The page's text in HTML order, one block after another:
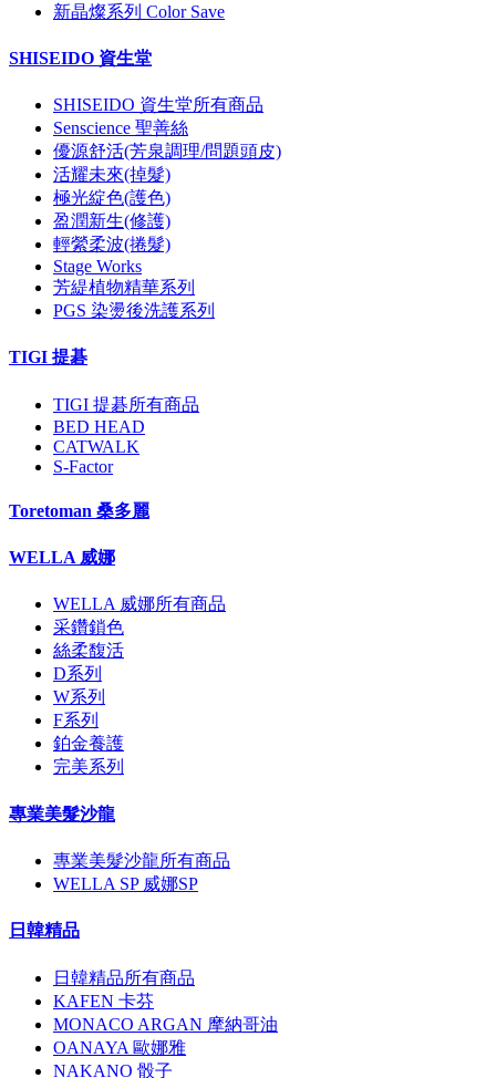
新晶燦系列 Color Save
SHISEIDO 資生堂
SHISEIDO 資生堂所有商品
Senscience 聖善絲
優源舒活(芳泉調理/問題頭皮)
活耀未來(掉髮)
極光綻色(護色)
盈潤新生(修護)
輕縈柔波(捲髮)
Stage Works
芳緹植物精華系列
PGS 染燙後洗護系列
TIGI 提碁
TIGI 提碁所有商品
BED HEAD
CATWALK
S-Factor
Toretoman 桑多麗
WELLA 威娜
WELLA 威娜所有商品
采鑽鎖色
絲柔馥活
D系列
W系列
F系列
鉑金養護
完美系列
專業美髮沙龍
專業美髮沙龍所有商品
WELLA SP 威娜SP
日韓精品
日韓精品所有商品
KAFEN 卡芬
MONACO ARGAN 摩納哥油
OANAYA 歐娜雅
NAKANO 骰子